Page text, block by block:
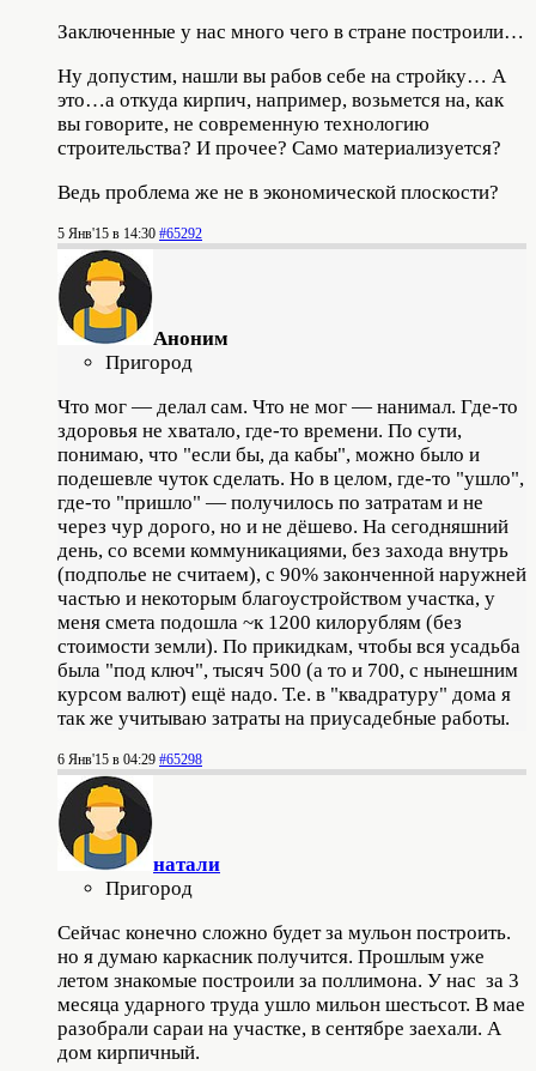
Заключенные у нас много чего в стране построили…
Ну допустим, нашли вы рабов себе на стройку… А
это…а откуда кирпич, например, возьмется на, как
вы говорите, не современную технологию
строительства? И прочее? Само материализуется?
Ведь проблема же не в экономической плоскости?
5 Янв'15 в 14:30 #65292
Аноним
Пригород
Что мог — делал сам. Что не мог — нанимал. Где-то
здоровья не хватало, где-то времени. По сути,
понимаю, что "если бы, да кабы", можно было и
подешевле чуток сделать. Но в целом, где-то "ушло",
где-то "пришло" — получилось по затратам и не
через чур дорого, но и не дёшево. На сегодняшний
день, со всеми коммуникациями, без захода внутрь
(подполье не считаем), с 90% законченной наружней
частью и некоторым благоустройством участка, у
меня смета подошла ~к 1200 килорублям (без
стоимости земли). По прикидкам, чтобы вся усадьба
была "под ключ", тысяч 500 (а то и 700, с нынешним
курсом валют) ещё надо. Т.е. в "квадратуру" дома я
так же учитываю затраты на приусадебные работы.
6 Янв'15 в 04:29 #65298
натали
Пригород
Сейчас конечно сложно будет за мульон построить.
но я думаю каркасник получится. Прошлым уже
летом знакомые построили за поллимона. У нас за 3
месяца ударного труда ушло мильон шестьсот. В мае
разобрали сараи на участке, в сентябре заехали. А
дом кирпичный.